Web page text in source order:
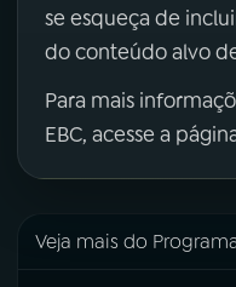
se esqueça de
do conteúdo alvo
Para mais
EBC, acesse a
Veja mais do